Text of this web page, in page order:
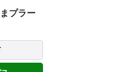
プラー